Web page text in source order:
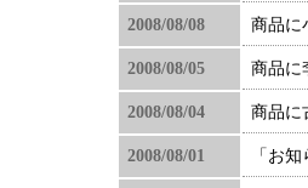
2008/08/08 商品に
2008/08/05 商品に
2008/08/04 商品に
2008/08/01 「お